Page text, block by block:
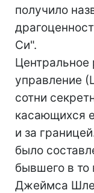
получило
Си".
Центральное
управление
сотни
касающихся
и за
было
бывшего в
Джеймса